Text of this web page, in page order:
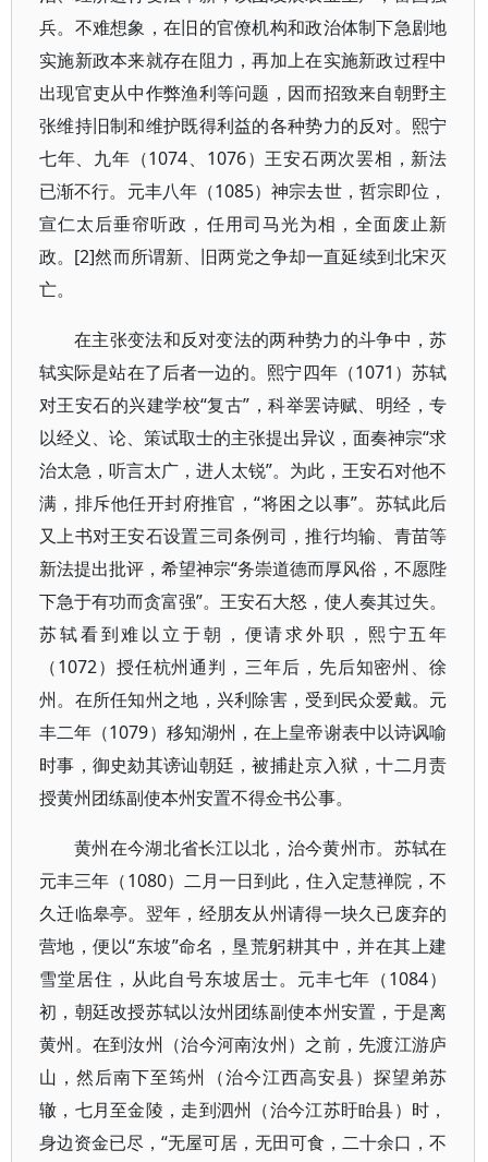
兵。不难想象，在旧的官僚机构和政治体制下急剧地
实施新政本来就存在阻力，再加上在实施新政过程中
出现官吏从中作弊渔利等问题，因而招致来自朝野主
张维持旧制和维护既得利益的各种势力的反对。熙宁
七年、九年（1074、1076）王安石两次罢相，新法
已渐不行。元丰八年（1085）神宗去世，哲宗即位，
宣仁太后垂帘听政，任用司马光为相，全面废止新
政。[2]然而所谓新、旧两党之争却一直延续到北宋灭
亡。
在主张变法和反对变法的两种势力的斗争中，苏
轼实际是站在了后者一边的。熙宁四年（1071）苏轼
对王安石的兴建学校“复古”，科举罢诗赋、明经，专
以经义、论、策试取士的主张提出异议，面奏神宗“求
治太急，听言太广，进人太锐”。为此，王安石对他不
满，排斥他任开封府推官，“将困之以事”。苏轼此后
又上书对王安石设置三司条例司，推行均输、青苗等
新法提出批评，希望神宗“务崇道德而厚风俗，不愿陛
下急于有功而贪富强”。王安石大怒，使人奏其过失。
苏轼看到难以立于朝，便请求外职，熙宁五年
（1072）授任杭州通判，三年后，先后知密州、徐
州。在所任知州之地，兴利除害，受到民众爱戴。元
丰二年（1079）移知湖州，在上皇帝谢表中以诗讽喻
时事，御史劾其谤讪朝廷，被捕赴京入狱，十二月责
授黄州团练副使本州安置不得佥书公事。
黄州在今湖北省长江以北，治今黄州市。苏轼在
元丰三年（1080）二月一日到此，住入定慧禅院，不
久迁临皋亭。翌年，经朋友从州请得一块久已废弃的
营地，便以“东坡”命名，垦荒躬耕其中，并在其上建
雪堂居住，从此自号东坡居士。元丰七年（1084）
初，朝廷改授苏轼以汝州团练副使本州安置，于是离
黄州。在到汝州（治今河南汝州）之前，先渡江游庐
山，然后南下至筠州（治今江西高安县）探望弟苏
辙，七月至金陵，走到泗州（治今江苏盱眙县）时，
身边资金已尽，“无屋可居，无田可食，二十余口，不